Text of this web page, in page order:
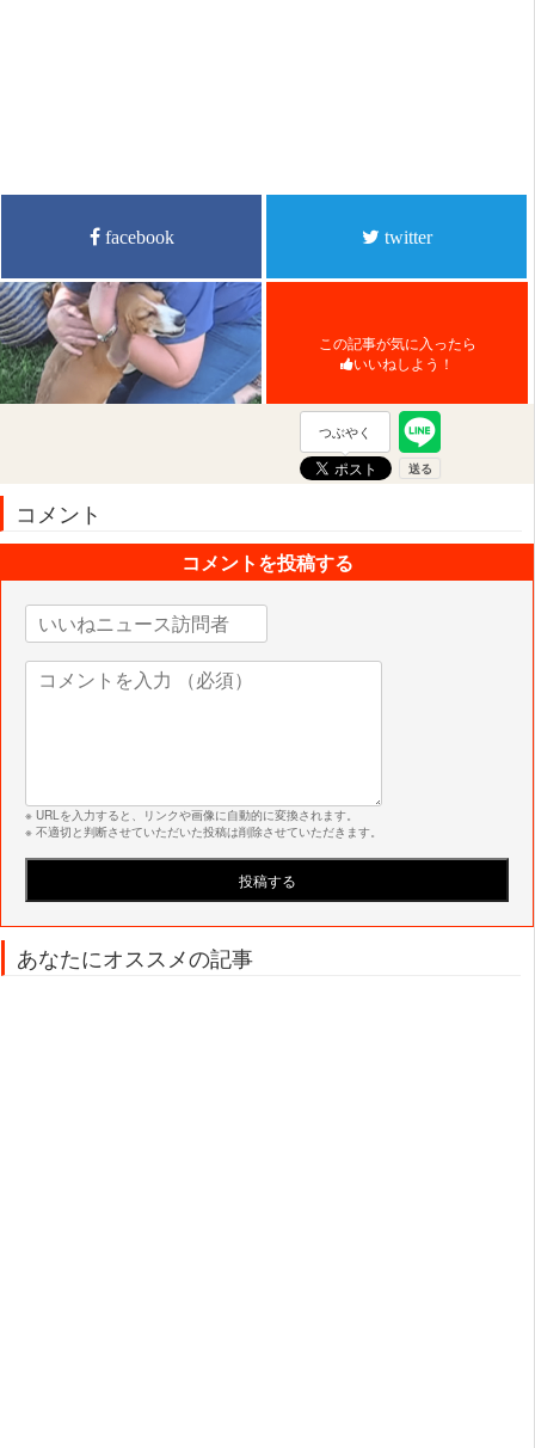
facebook twitter
この記事が気に入ったら
いいねしよう！
つぶやく
コメント
コメントを投稿する
※ URLを入力すると、リンクや画像に自動的に変換されます。
※ 不適切と判断させていただいた投稿は削除させていただきます。
あなたにオススメの記事